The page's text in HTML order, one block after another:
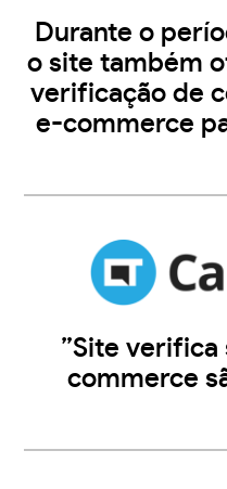
Durante o
o site também
verificação de
e-commerce
”Site verifica
commerce